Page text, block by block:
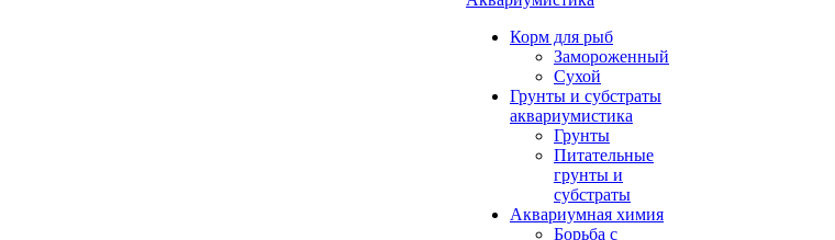
Корм для рыб
Замороженный
Сухой
Грунты и субстраты
аквариумистика
Грунты
Питательные
грунты и
субстраты
Аквариумная химия
Борьба с